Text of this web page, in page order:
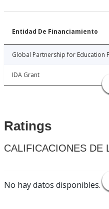
Entidad De Financiamiento
Global Partnership for Education
IDA Grant
Ratings
CALIFICACIONES DE
No hay datos disponibles.